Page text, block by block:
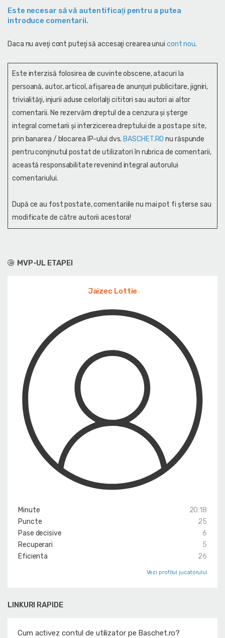
MVP-UL ETAPEI
Jaizec Lottie
Minute
20:18
Puncte
25
Pase decisive
6
Recuperari
5
Eficienta
26
Vezi profilul jucatorului
LINKURI RAPIDE
Cum activez contul de utilizator pe Baschet.ro?
Este necesar să vă autentificaţi pentru a putea
introduce comentarii.
Daca nu aveţi cont puteţi să accesaţi crearea unui cont nou.
Este interzisă folosirea de cuvinte obscene, atacuri la
persoană, autor, articol, afişarea de anunţuri publicitare, jigniri,
trivialităţi, injurii aduse celorlalţi cititori sau autori ai altor
comentarii. Ne rezervăm dreptul de a cenzura și şterge
integral cometarii și interzicerea dreptului de a posta pe site,
prin banarea / blocarea IP-ului dvs. BASCHET.RO nu răspunde
pentru conţinutul postat de utilizatori în rubrica de comentarii,
această responsabilitate revenind integral autorului
comentariului.
După ce au fost postate, comentariile nu mai pot fi șterse sau
modificate de către autorii acestora!